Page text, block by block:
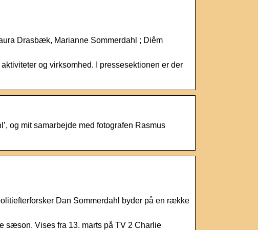
Drasbæk, Marianne Sommerdahl ; Diêm
og virksomhed. I pressesektionen er der
og mit samarbejde med fotografen Rasmus
Dan Sommerdahl byder på en række
sæson. Vises fra 13. marts på TV 2 Charlie